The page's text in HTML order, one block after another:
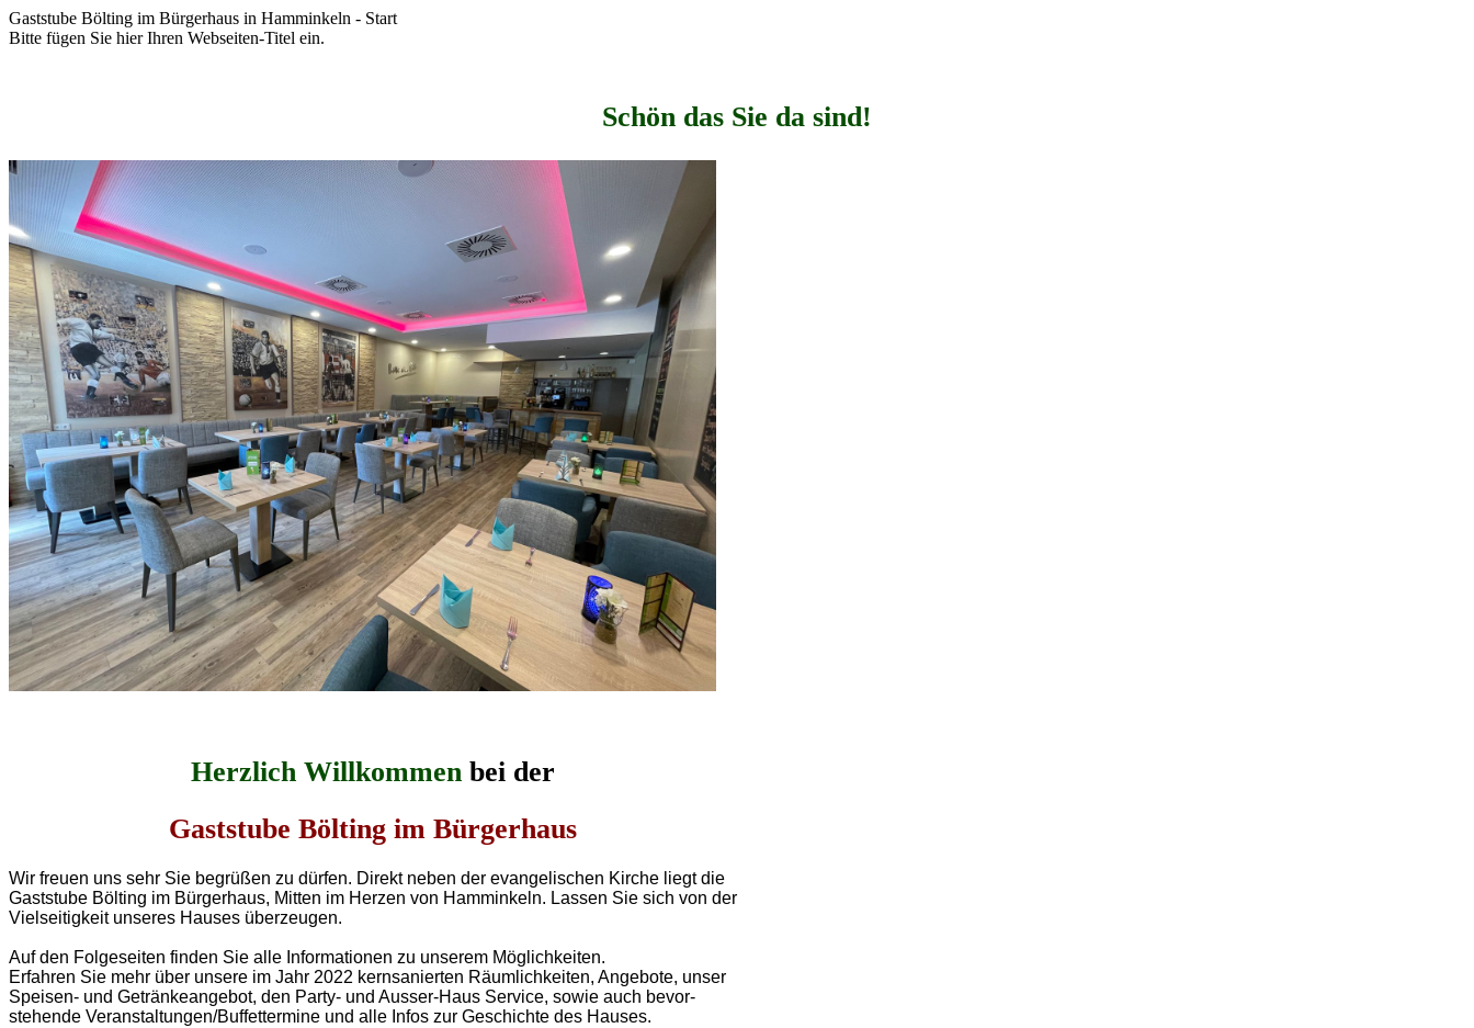
Gaststube Bölting im Bürgerhaus in Hamminkeln - Start
Bitte fügen Sie hier Ihren Webseiten-Titel ein.
Schön das Sie da sind!
Herzlich Willkommen bei der
Gast­stube Bölting im Bürgerhaus
Wir freuen uns sehr Sie begrü­ßen zu dür­fen. Direkt neben der evan­ge­lischen Kirche liegt die
Gast­stube Böl­ting im Bürger­haus, Mitten im Herzen von Ham­min­keln. Las­sen Sie sich von der
Viel­sei­tig­keit unse­res Hauses über­zeugen.
Auf den Fol­ge­sei­ten fin­den Sie alle Infor­ma­tio­nen zu unse­rem Möglichkeiten.
Erfahren Sie mehr über unse­re im Jahr 2022 kernsanierten Räumlich­keiten, Ange­bote, unser
Spei­sen- und Geträn­ke­ange­bot, den Party- und Ausser-Haus Service, sowie auch bevor­
stehen­de Veran­stal­tungen/Buffettermine und alle Infos zur Ge­schichte des Hau­ses.